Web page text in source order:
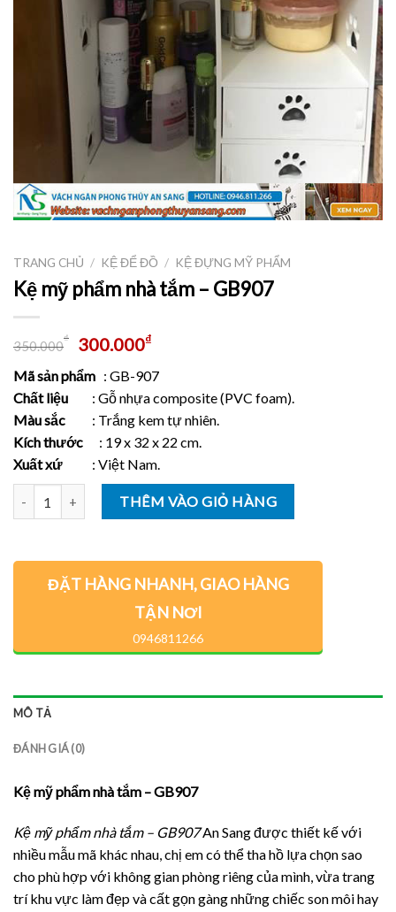
TRANG CHỦ / KỆ ĐỂ ĐỒ / KỆ ĐỰNG MỸ PHẨM
Kệ mỹ phẩm nhà tắm – GB907
350.000
₫ 300.000₫
Mã sản phẩm : GB-907
Chất liệu
: Gỗ nhựa composite (PVC foam).
Màu sắc : Trắng kem tự nhiên.
Kích thước
: 19 x 32 x 22 cm.
Xuất xứ : Việt Nam.
THÊM VÀO GIỎ HÀNG
ĐẶT HÀNG NHANH, GIAO HÀNG
TẬN NƠI
0946811266
MÔ TẢ
ĐÁNH GIÁ (0)
Kệ mỹ phẩm nhà tắm – GB907
Kệ mỹ phẩm nhà tắm – GB907An Sang được thiết kế với
nhiều mẫu mã khác nhau, chị em có thể tha hồ lựa chọn sao
cho phù hợp với không gian phòng riêng của mình, vừa trang
trí khu vực làm đẹp và cất gọn gàng những chiếc son môi hay